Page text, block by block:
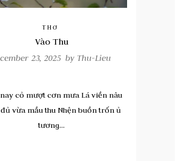
THƠ
Vào Thu
23, 2025 by Thu-Lieu
cỏ mượt cơn mưa Lá viền nâu
vừa mầu thu Nhện buồn trốn ủ
tương...